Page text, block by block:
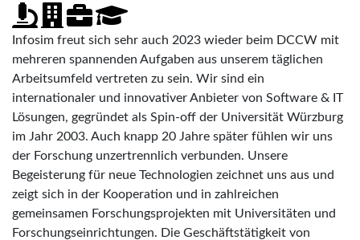
Infosim freut sich sehr auch 2023 wieder beim DCCW mit
mehreren spannenden Aufgaben aus unserem täglichen
Arbeitsumfeld vertreten zu sein. Wir sind ein
internationaler und innovativer Anbieter von Software & IT
Lösungen, gegründet als Spin-off der Universität Würzburg
im Jahr 2003. Auch knapp 20 Jahre später fühlen wir uns
der Forschung unzertrennlich verbunden. Unsere
Begeisterung für neue Technologien zeichnet uns aus und
zeigt sich in der Kooperation und in zahlreichen
gemeinsamen Forschungsprojekten mit Universitäten und
Forschungseinrichtungen. Die Geschäftstätigkeit von